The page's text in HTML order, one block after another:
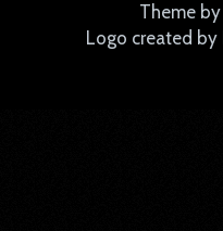
Theme by
Logo created by